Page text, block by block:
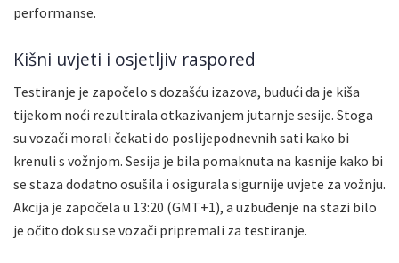
performanse.
Kišni uvjeti i osjetljiv raspored
Testiranje je započelo s dozašću izazova, budući da je kiša
tijekom noći rezultirala otkazivanjem jutarnje sesije. Stoga
su vozači morali čekati do poslijepodnevnih sati kako bi
krenuli s vožnjom. Sesija je bila pomaknuta na kasnije kako bi
se staza dodatno osušila i osigurala sigurnije uvjete za vožnju.
Akcija je započela u 13:20 (GMT+1), a uzbuđenje na stazi bilo
je očito dok su se vozači pripremali za testiranje.